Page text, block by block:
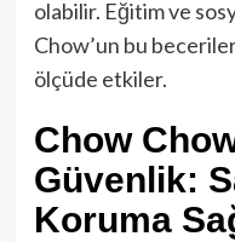
olabilir. Eğitim ve
Chow’un bu
ölçüde etkiler.
Chow
Güvenlik:
Koruma